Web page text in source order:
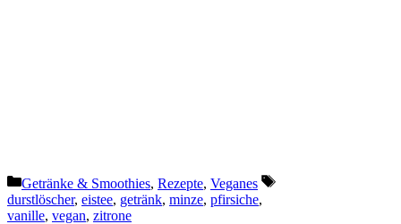
Kategorien
Getränke & Smoothies, Rezepte, Veganes
Schlagwörter
durstlöscher, eistee, getränk, minze, pfirsiche,
vanille, vegan, zitrone